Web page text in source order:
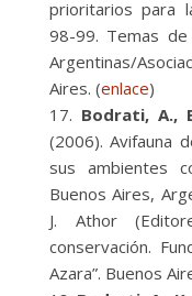
prioritarios para
98-99. Temas de
Argentinas/
Aires. (enlace)
Bodrati, A.,
(2006). Avifauna
sus ambientes
Buenos Aires,
J. Athor
conservación.
Azara”. Buenos